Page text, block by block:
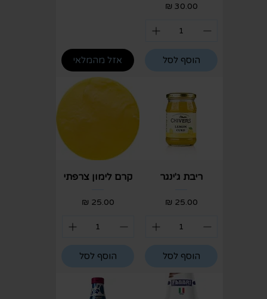
מחיר
הוסף לסל אזל מהמלאי
ריבת ג'ינגר
מחיר
הוסף לסל
קרם לימון צרפתי
מחיר
הוסף לסל